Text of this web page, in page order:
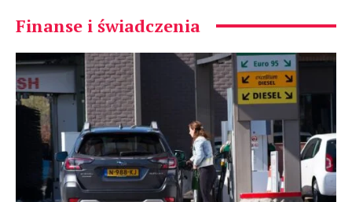
Finanse i świadczenia